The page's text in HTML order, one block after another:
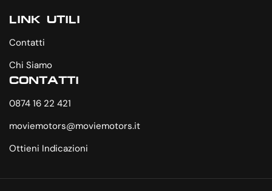
LINK UTILI
Contatti
Chi Siamo
CONTATTI
0874 16 22 421
moviemotors@moviemotors.it
Ottieni Indicazioni